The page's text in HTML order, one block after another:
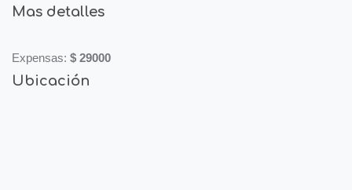
Mas detalles
Expensas: $ 29000
Ubicación